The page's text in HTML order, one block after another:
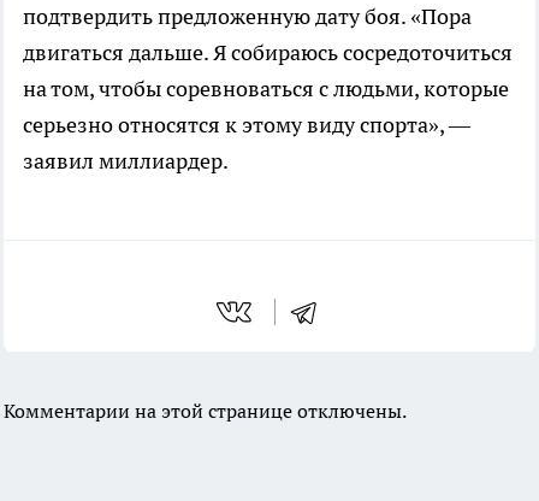
подтвердить предложенную дату боя. «Пора
двигаться дальше. Я собираюсь сосредоточиться
на том, чтобы соревноваться с людьми, которые
серьезно относятся к этому виду спорта», —
заявил миллиардер.
Комментарии на этой странице отключены.